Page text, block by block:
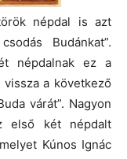
népdal is azt
Budánkat”.
népdalnak ez a
a következő
várát”. Nagyon
első két népdalt
Kúnos Ignác